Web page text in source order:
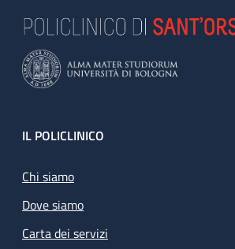
Footer
IL POLICLINICO
Chi siamo
Dove siamo
Carta dei servizi